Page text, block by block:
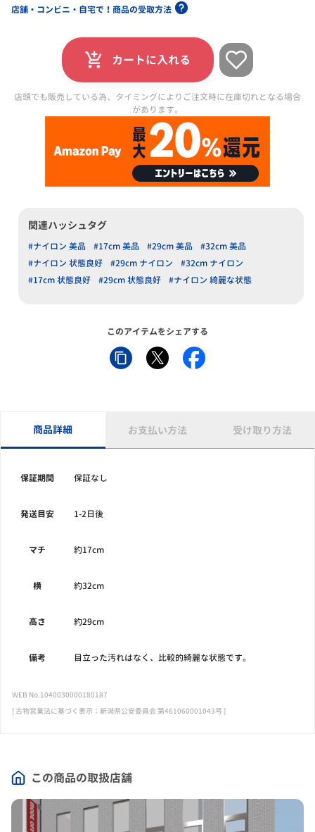
店舗・コンビニ・自宅で！商品の受取方法
カートに入れる
店頭でも販売している為、タイミングによりご注文時に在庫切れとなる場合
があります。
関連ハッシュタグ
#ナイロン 美品 #17cm 美品 #29cm 美品
#32cm 美品
#ナイロン 状態良好
#29cm ナイロン
#32cm ナイロン
#17cm 状態良好
#29cm 状態良好 #ナイロン 綺麗な状態
このアイテムをシェアする
この商品の取扱店舗
商品詳細 お支払い方法 受け取り方法
保証期間 保証なし
発送目安 1-2日後
マチ 約17cm
横 約32cm
高さ 約29cm
備考 目立った汚れはなく、比較的綺麗な状態です。
WEB No.1040030000180187
[ 古物営業法に基づく表示：新潟県公安委員会 第461060001043号 ]